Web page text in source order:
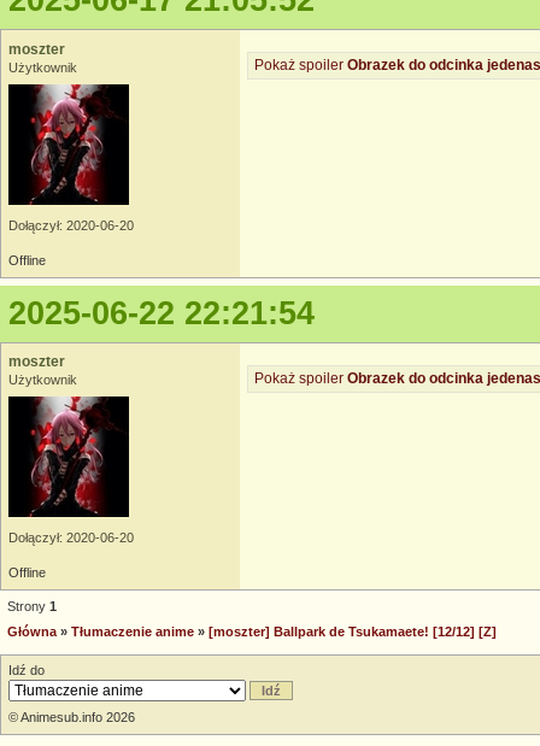
moszter
Użytkownik
Dołączył: 2020-06-20
Pokaż spoiler Obrazek do odcinka
Offline
2025-06-22 22:21:54
moszter
Użytkownik
Dołączył: 2020-06-20
Pokaż spoiler Obrazek do odcinka
Offline
Strony 1
Główna » Tłumaczenie anime » [moszter] Ballpark de Tsukamaete! [12/12] [Z]
Idź do
© Animesub.info 2026